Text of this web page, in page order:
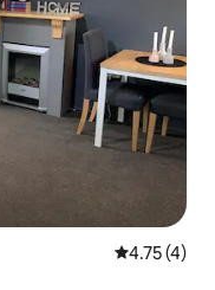
從 4 則評價
4.75 (4)